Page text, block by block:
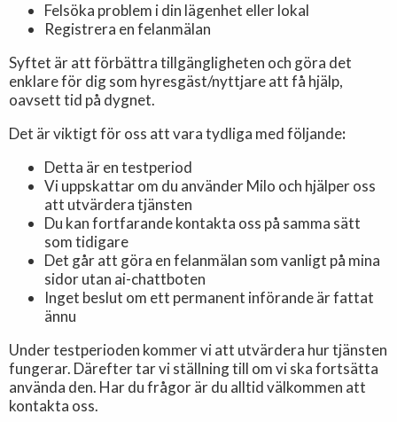
Felsöka problem i din lägenhet eller lokal
Registrera en felanmälan
Syftet är att förbättra tillgängligheten och göra det
enklare för dig som hyresgäst/nyttjare att få hjälp,
oavsett tid på dygnet.
Det är viktigt för oss att vara tydliga med följande:
Detta är en testperiod
Vi uppskattar om du använder Milo och hjälper oss
att utvärdera tjänsten
Du kan fortfarande kontakta oss på samma sätt
som tidigare
Det går att göra en felanmälan som vanligt på mina
sidor utan ai-chattboten
Inget beslut om ett permanent införande är fattat
ännu
Under testperioden kommer vi att utvärdera hur tjänsten
fungerar. Därefter tar vi ställning till om vi ska fortsätta
använda den. Har du frågor är du alltid välkommen att
kontakta oss.